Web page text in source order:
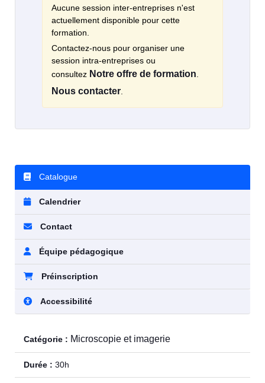
Aucune session inter-entreprises n'est
actuellement disponible pour cette
formation.
Contactez-nous pour organiser une
session intra-entreprises ou
consultez Notre offre de formation
Nous contacter
Catalogue
Calendrier
Contact
Équipe pédagogique
Préinscription
Accessibilité
Catégorie : Microscopie et imagerie
Durée : 30h